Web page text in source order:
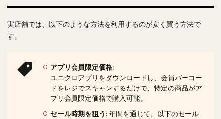
実店舗では、以下のような方法を利用するのが安く買う方法で
す。
アプリ会員限定価格:
ユニクロアプリをダウンロードし、会員バーコー
ドをレジでスキャンするだけで、特定の商品がア
プリ会員限定価格で購入可能。
セール時期を狙う : 年間を通じて、以下のセール